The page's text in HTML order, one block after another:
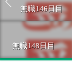
無職146日目
無職148日目